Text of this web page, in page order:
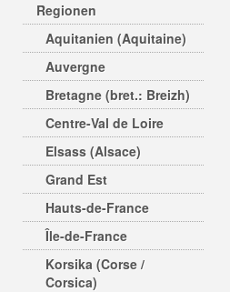
Regionen
Aquitanien (Aquitaine)
Auvergne
Bretagne (bret.: Breizh)
Centre-Val de Loire
Elsass (Alsace)
Grand Est
Hauts-de-France
Île-de-France
Korsika (Corse /
Corsica)